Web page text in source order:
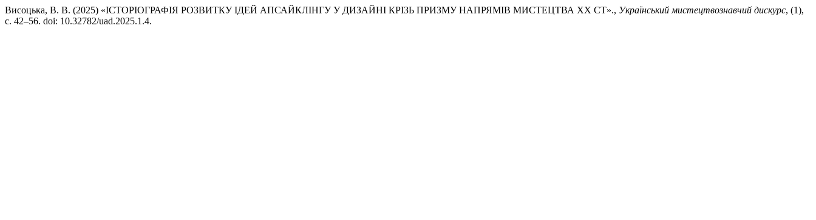
Висоцька, В. В. (2025) «ІСТОРІОГРАФІЯ РОЗВИТКУ ІДЕЙ АПСАЙКЛІНГУ У ДИЗАЙНІ КРІЗЬ ПРИЗМУ НАПРЯМІВ МИСТЕЦТВА XX СТ»., Український мистецтвознавчий дискурс, (1),
с. 42–56. doi: 10.32782/uad.2025.1.4.